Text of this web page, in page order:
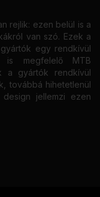
rejlik: ezen belül is a
van szó. Ezek a
egy rendkívül
is megfelelő MTB
a gyártók rendkívül
továbbá hihetetlenül
jellemzi ezen